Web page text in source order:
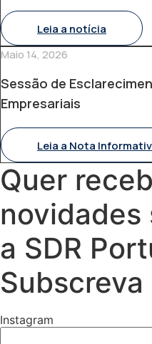
Leia a notícia
Maio 14, 2026
Sessão de
Empresariais
Leia a Nota
Quer
novidades
a SDR
Subscreva
Instagram